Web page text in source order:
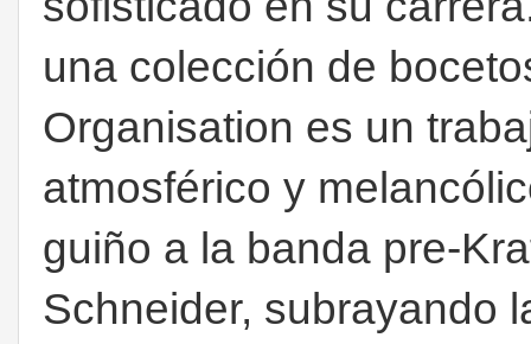
una colección de
Organisation es un
atmosférico y
guiño a la banda pre-
Schneider, subrayando